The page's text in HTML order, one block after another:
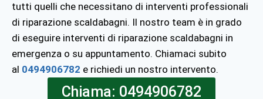
tutti quelli che necessitano di interventi professionali
di riparazione scaldabagni. Il nostro team è in grado
di eseguire interventi di riparazione scaldabagni in
emergenza o su appuntamento. Chiamaci subito
al 0494906782 e richiedi un nostro intervento.
Chiama: 0494906782